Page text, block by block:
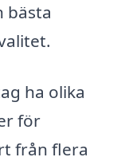
bästa
ha olika
för
från flera